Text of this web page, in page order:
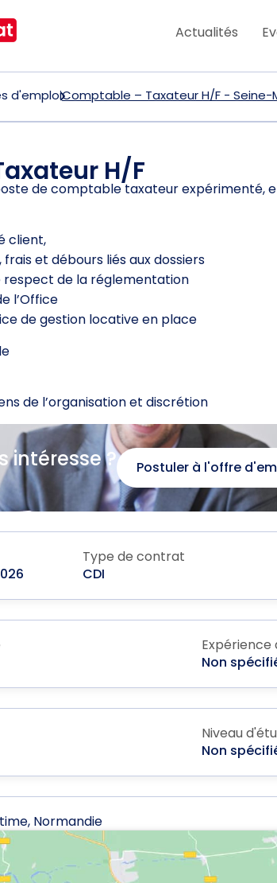
Actualités
d'emploiComptable – Taxateur H/F - Seine-
H/F
de comptable taxateur expérimenté,
client,
et débours liés aux dossiers
respect de la réglementation
l’Office
de gestion locative en place
de l’organisation et discrétion
intéresse ? Postuler à l'offre
Type de contrat
CDI
Expérience
Non
Niveau
Non
Normandie